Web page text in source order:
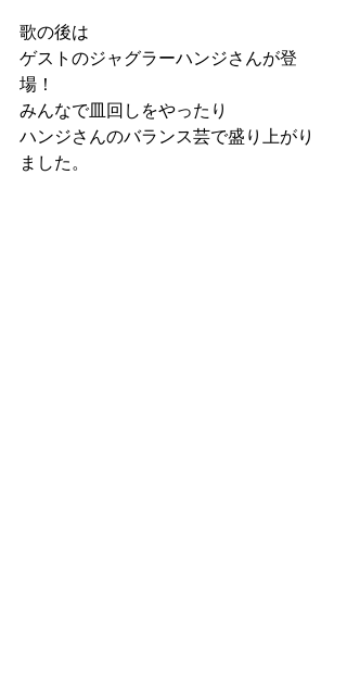
歌の後は
ゲストのジャグラーハンジさんが登
場！
みんなで皿回しをやったり
ハンジさんのバランス芸で盛り上がり
ました。